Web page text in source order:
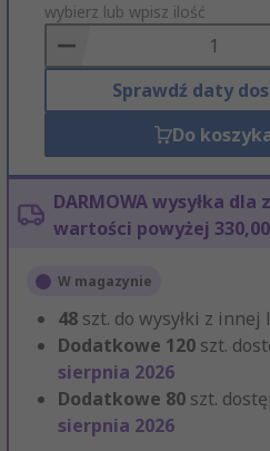
to
Basket
wybierz lub wpisz ilość
Sprawdź daty
Do
DARMOWA wysyłka dla
wartości powyżej 330,00
W magazynie
48 szt. do wysyłki z
Dodatkowe 120 szt.
sierpnia 2026
Dodatkowe 80 szt.
sierpnia 2026